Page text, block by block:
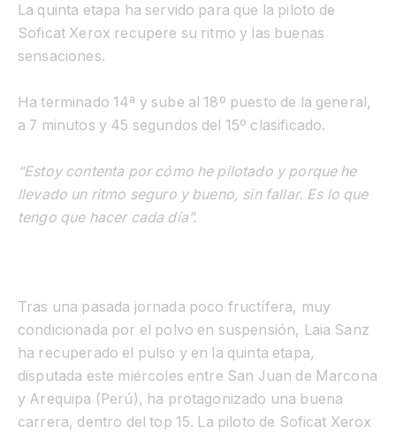
La quinta etapa ha servido para que la piloto de
Soficat Xerox recupere su ritmo y las buenas
sensaciones.
Ha terminado 14ª y sube al 18º puesto de la general,
a 7 minutos y 45 segundos del 15º clasificado.
“Estoy contenta por cómo he pilotado y porque he
llevado un ritmo seguro y bueno, sin fallar. Es lo que
tengo que hacer cada día”.
Tras una pasada jornada poco fructífera, muy
condicionada por el polvo en suspensión, Laia Sanz
ha recuperado el pulso y en la quinta etapa,
disputada este miércoles entre San Juan de Marcona
y Arequipa (Perú), ha protagonizado una buena
carrera, dentro del top 15. La piloto de Soficat Xerox